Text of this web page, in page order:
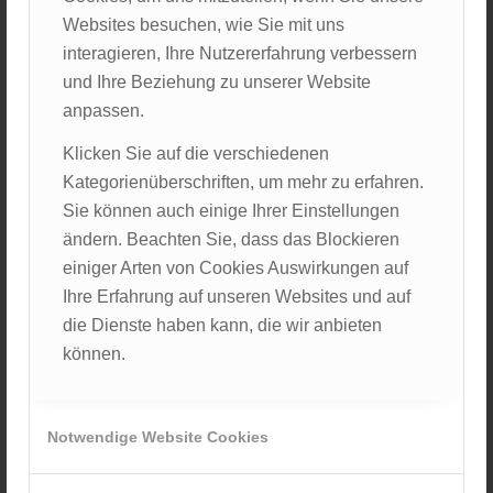
Websites besuchen, wie Sie mit uns
interagieren, Ihre Nutzererfahrung verbessern
und Ihre Beziehung zu unserer Website
anpassen.
Klicken Sie auf die verschiedenen
Kategorienüberschriften, um mehr zu erfahren.
Sie können auch einige Ihrer Einstellungen
ändern. Beachten Sie, dass das Blockieren
einiger Arten von Cookies Auswirkungen auf
Ihre Erfahrung auf unseren Websites und auf
die Dienste haben kann, die wir anbieten
können.
Notwendige Website Cookies
Praxis wurde ich vom herzlichen MFA-Team
empfangen. Mir wurde direkt gezeigt, wo ich mich
umziehen konnte und noch bevor der Arzt eintraf,
fühlte ich mich willkommen und gut aufgehoben.
Nach der Ankunft des Arztes folgte eine kurze
Vorstellungsrunde, dann starteten wir in den
Praxisalltag. Von da an wurde es durchgehend
spannender. Es begann mit einem Gespräch zur HIV-
Präexpositionsprophylaxe (PrEP), gefolgt von einem
akuten Fall mit Hörminderung und präaurikulärer
Parästhesie. Hier wurde mir noch deutlicher, wie
wichtig eine ausführliche Anamnese und eine
Vorgehen sind. Die Sprechstunde wird